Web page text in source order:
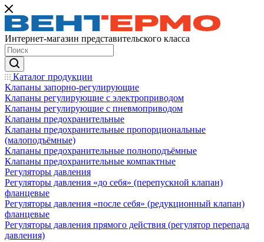
Интернет-магазин представительского класса
Каталог продукции
Клапаны запорно-регулирующие
Клапаны регулирующие с электроприводом
Клапаны регулирующие с пневмоприводом
Клапаны предохранительные
Клапаны предохранительные пропорциональные
(малоподъёмные)
Клапаны предохранительные полноподъёмные
Клапаны предохранительные компактные
Регуляторы давления
Регуляторы давления «до себя» (перепускной клапан)
фланцевые
Регуляторы давления «после себя» (редукционный клапан)
фланцевые
Регуляторы давления прямого действия (регулятор перепада
давления)